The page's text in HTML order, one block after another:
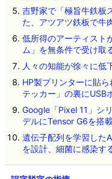
吉野家で「極旨牛鉄板
た、アツアツ鉄板で牛
低所得のアーティスト
ム」を無条件で受け取
人々の知能が徐々に低
HP製プリンターに貼
テッカー」の裏にUSB
Google「Pixel 11」シ
デルにTensor G6を搭
遺伝子配列を学習した
を設計、細菌に感染す